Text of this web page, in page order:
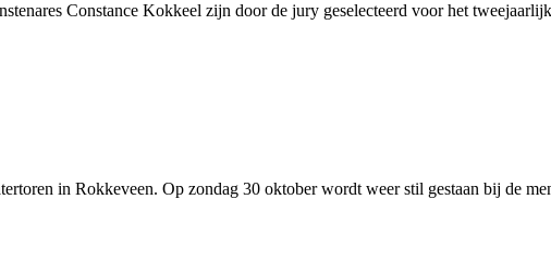
Constance Kokkeel zijn door de jury geselecteerd voor het
in Rokkeveen. Op zondag 30 oktober wordt weer stil gestaan bij de